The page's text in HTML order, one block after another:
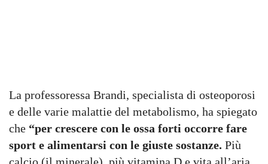
La professoressa Brandi, specialista di osteoporosi
e delle varie malattie del metabolismo, ha spiegato
che “per crescere con le ossa forti occorre fare
sport e alimentarsi con le giuste sostanze. Più